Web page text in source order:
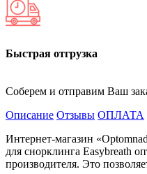
Быстрая отгрузка
Соберем и отправим Ваш
Описание Отзывы ОПЛАТА
Интернет-магазин
для снорклинга Easybreath
производителя. Это